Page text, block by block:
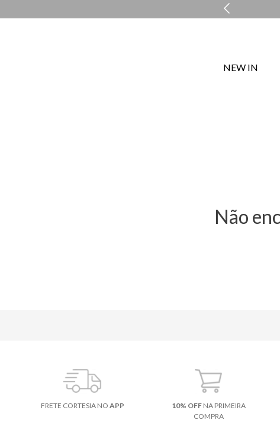
NEW IN
Não
FRETE CORTESIA NO APP 10% OFFNA PRIMEIRA
COMPRA